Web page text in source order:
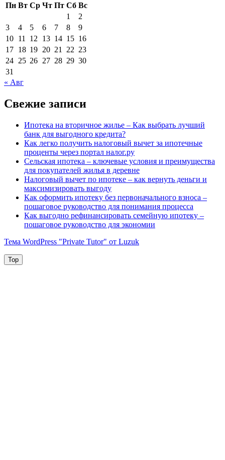
Пн Вт Ср Чт Пт Сб Вс
1
2
3
4 5 6 7 8
9
10 11 12 13 14 15 16
17 18 19 20 21 22 23
24 25 26 27 28 29 30
31
« Авг
Свежие записи
Ипотека на вторичное жилье – Как выбрать лучший
банк для выгодного кредита?
Как легко получить налоговый вычет за ипотечные
проценты через портал налог.ру
Сельская ипотека – ключевые условия и преимущества
для покупателей жилья в деревне
Налоговый вычет по ипотеке – как вернуть деньги и
максимизировать выгоду
Как оформить ипотеку без первоначального взноса –
пошаговое руководство для понимания процесса
Как выгодно рефинансировать семейную ипотеку –
пошаговое руководство для экономии
Тема WordPress "Private Tutor" от Luzuk
Top